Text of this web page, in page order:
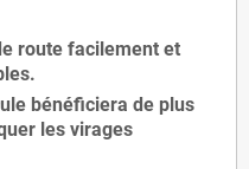
route facilement et
bénéficiera de plus
les virages